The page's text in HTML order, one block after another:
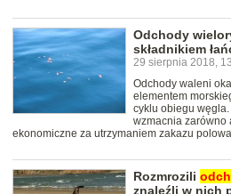
Odchody
składnikiem
29 sierpnia 2018,
Odchody waleni
elementem
cyklu obiegu
wzmacnia zarówno
ekonomiczne za utrzymaniem zakazu
Rozmrozili
znaleźli w nich